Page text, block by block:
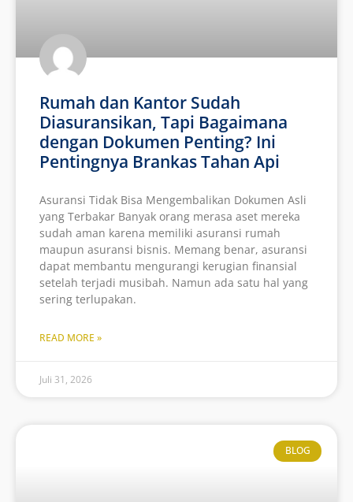
Rumah dan Kantor Sudah
Diasuransikan, Tapi Bagaimana
dengan Dokumen Penting? Ini
Pentingnya Brankas Tahan Api
Asuransi Tidak Bisa Mengembalikan Dokumen Asli
yang Terbakar Banyak orang merasa aset mereka
sudah aman karena memiliki asuransi rumah
maupun asuransi bisnis. Memang benar, asuransi
dapat membantu mengurangi kerugian finansial
setelah terjadi musibah. Namun ada satu hal yang
sering terlupakan.
READ MORE »
Juli 31, 2026
BLOG